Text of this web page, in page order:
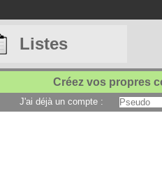
Listes
Créez vos propres
J'ai déjà un compte :